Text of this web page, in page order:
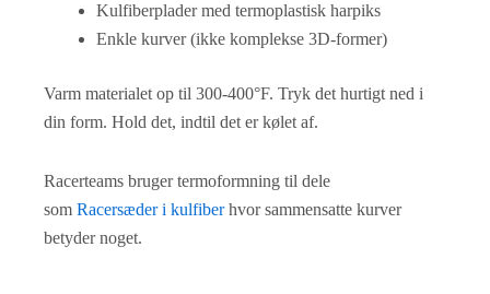
Kulfiberplader med termoplastisk harpiks
Enkle kurver (ikke komplekse 3D-former)
Varm materialet op til 300-400°F. Tryk det hurtigt ned i
din form. Hold det, indtil det er kølet af.
Racerteams bruger termoformning til dele
som Racersæder i kulfiberhvor sammensatte kurver
betyder noget.